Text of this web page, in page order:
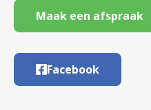
Maak een afspraak
Facebook